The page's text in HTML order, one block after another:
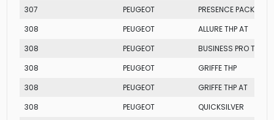
307
PEUGEOT
PRESENCE PACK
308
PEUGEOT
ALLURE THP AT
308
PEUGEOT
BUSINESS PRO THP AT
308
PEUGEOT
GRIFFE THP
308
PEUGEOT
GRIFFE THP AT
308
PEUGEOT
QUICKSILVER